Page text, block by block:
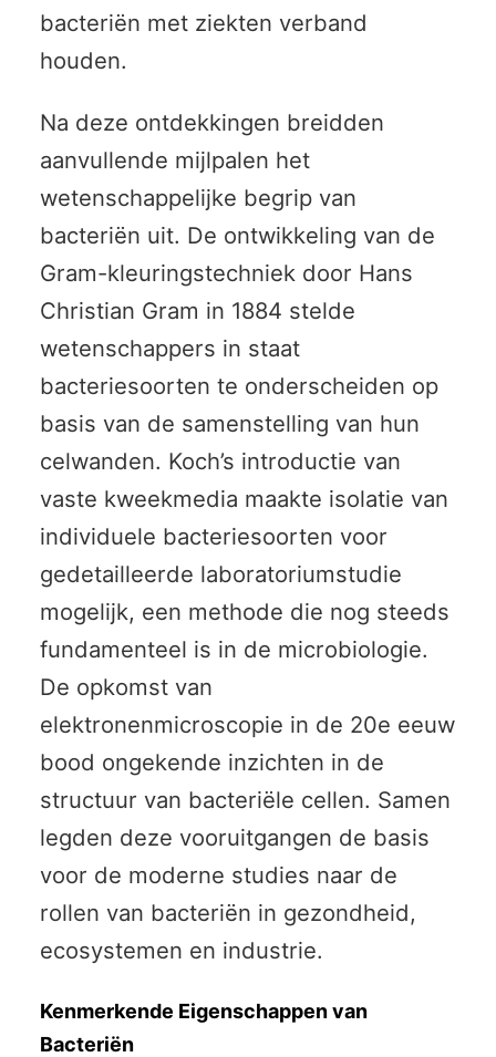
bacteriën met ziekten verband
houden.
Na deze ontdekkingen breidden
aanvullende mijlpalen het
wetenschappelijke begrip van
bacteriën uit. De ontwikkeling van de
Gram-kleuringstechniek door Hans
Christian Gram in 1884 stelde
wetenschappers in staat
bacteriesoorten te onderscheiden op
basis van de samenstelling van hun
celwanden. Koch’s introductie van
vaste kweekmedia maakte isolatie van
individuele bacteriesoorten voor
gedetailleerde laboratoriumstudie
mogelijk, een methode die nog steeds
fundamenteel is in de microbiologie.
De opkomst van
elektronenmicroscopie in de 20e eeuw
bood ongekende inzichten in de
structuur van bacteriële cellen. Samen
legden deze vooruitgangen de basis
voor de moderne studies naar de
rollen van bacteriën in gezondheid,
ecosystemen en industrie.
Kenmerkende Eigenschappen van
Bacteriën